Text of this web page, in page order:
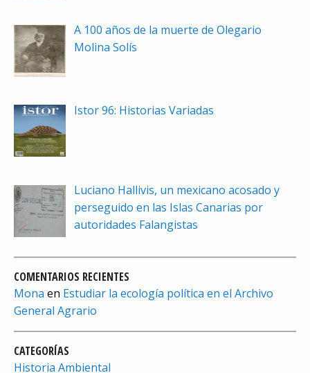
A 100 años de la muerte de Olegario
Molina Solís
Istor 96: Historias Variadas
Luciano Hallivis, un mexicano acosado y
perseguido en las Islas Canarias por
autoridades Falangistas
COMENTARIOS RECIENTES
Mona en Estudiar la ecología política en el Archivo
General Agrario
CATEGORÍAS
Historia Ambiental